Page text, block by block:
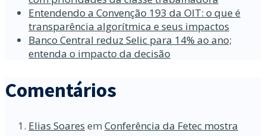
Entendendo a Convenção 193 da OIT: o que é
transparência algorítmica e seus impactos
Banco Central reduz Selic para 14% ao ano;
entenda o impacto da decisão
Comentários
Elias Soares em Conferência da Fetec mostra